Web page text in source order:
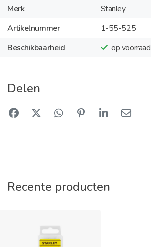
Merk
Stanley
Artikelnummer
1-55-525
Beschikbaarheid
op voorraad
Delen
Recente producten